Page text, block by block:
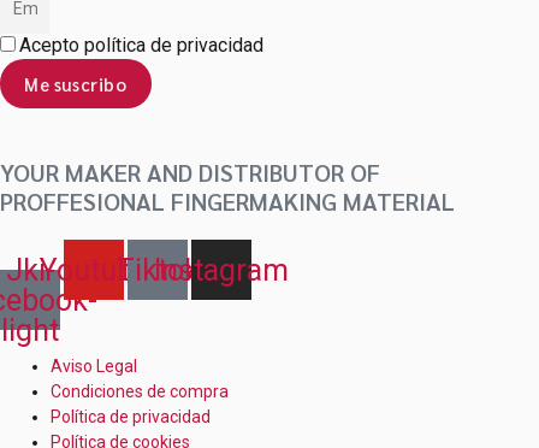
Acepto política de privacidad
Me suscribo
YOUR MAKER AND DISTRIBUTOR OF
PROFFESIONAL FINGERMAKING MATERIAL
Jki-
light
YoutubeTiktok
Instagram
Aviso Legal
Condiciones de compra
Política de privacidad
Política de cookies